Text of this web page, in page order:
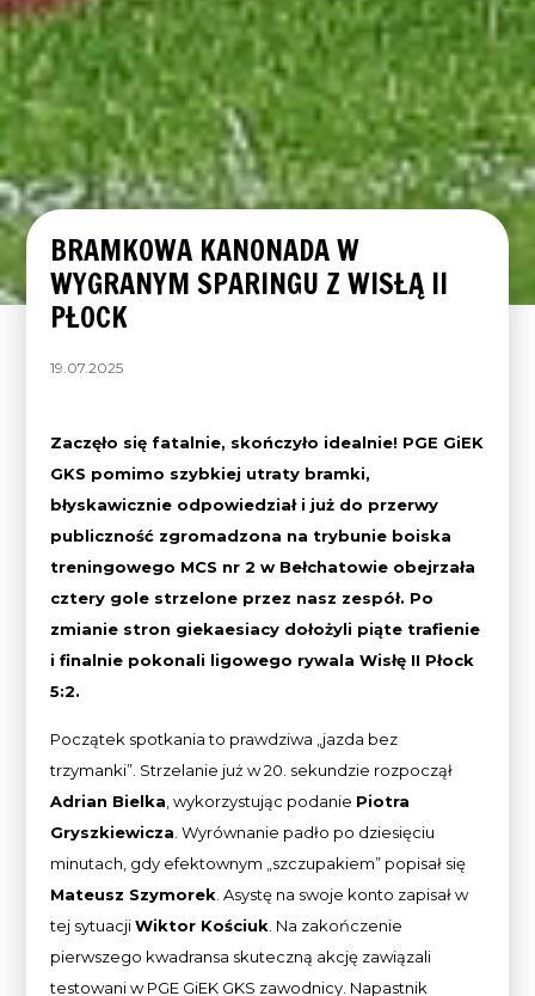
BRAMKOWA KANONADA W
WYGRANYM SPARINGU Z WISŁĄ II
PŁOCK
19.07.2025
Zaczęło się fatalnie, skończyło idealnie! PGE GiEK
GKS pomimo szybkiej utraty bramki,
błyskawicznie odpowiedział i już do przerwy
publiczność zgromadzona na trybunie boiska
treningowego MCS nr 2 w Bełchatowie obejrzała
cztery gole strzelone przez nasz zespół. Po
zmianie stron giekaesiacy dołożyli piąte trafienie
i finalnie pokonali ligowego rywala Wisłę II Płock
5:2.
Początek spotkania to prawdziwa „jazda bez
trzymanki”. Strzelanie już w 20. sekundzie rozpoczął
Adrian Bielka , wykorzystując podanie Piotra
Gryszkiewicza . Wyrównanie padło po dziesięciu
minutach, gdy efektownym „szczupakiem” popisał się
Mateusz Szymorek . Asystę na swoje konto zapisał w
tej sytuacjiWiktor Kościuk . Na zakończenie
pierwszego kwadransa skuteczną akcję zawiązali
testowani w PGE GiEK GKS zawodnicy. Napastnik